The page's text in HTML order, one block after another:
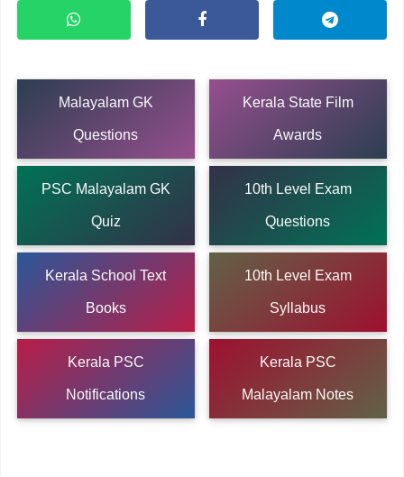
Malayalam GK
Questions
Kerala State Film
Awards
PSC Malayalam GK
Quiz
10th Level Exam
Questions
Kerala School Text
Books
10th Level Exam
Syllabus
Kerala PSC
Notifications
Kerala PSC
Malayalam Notes